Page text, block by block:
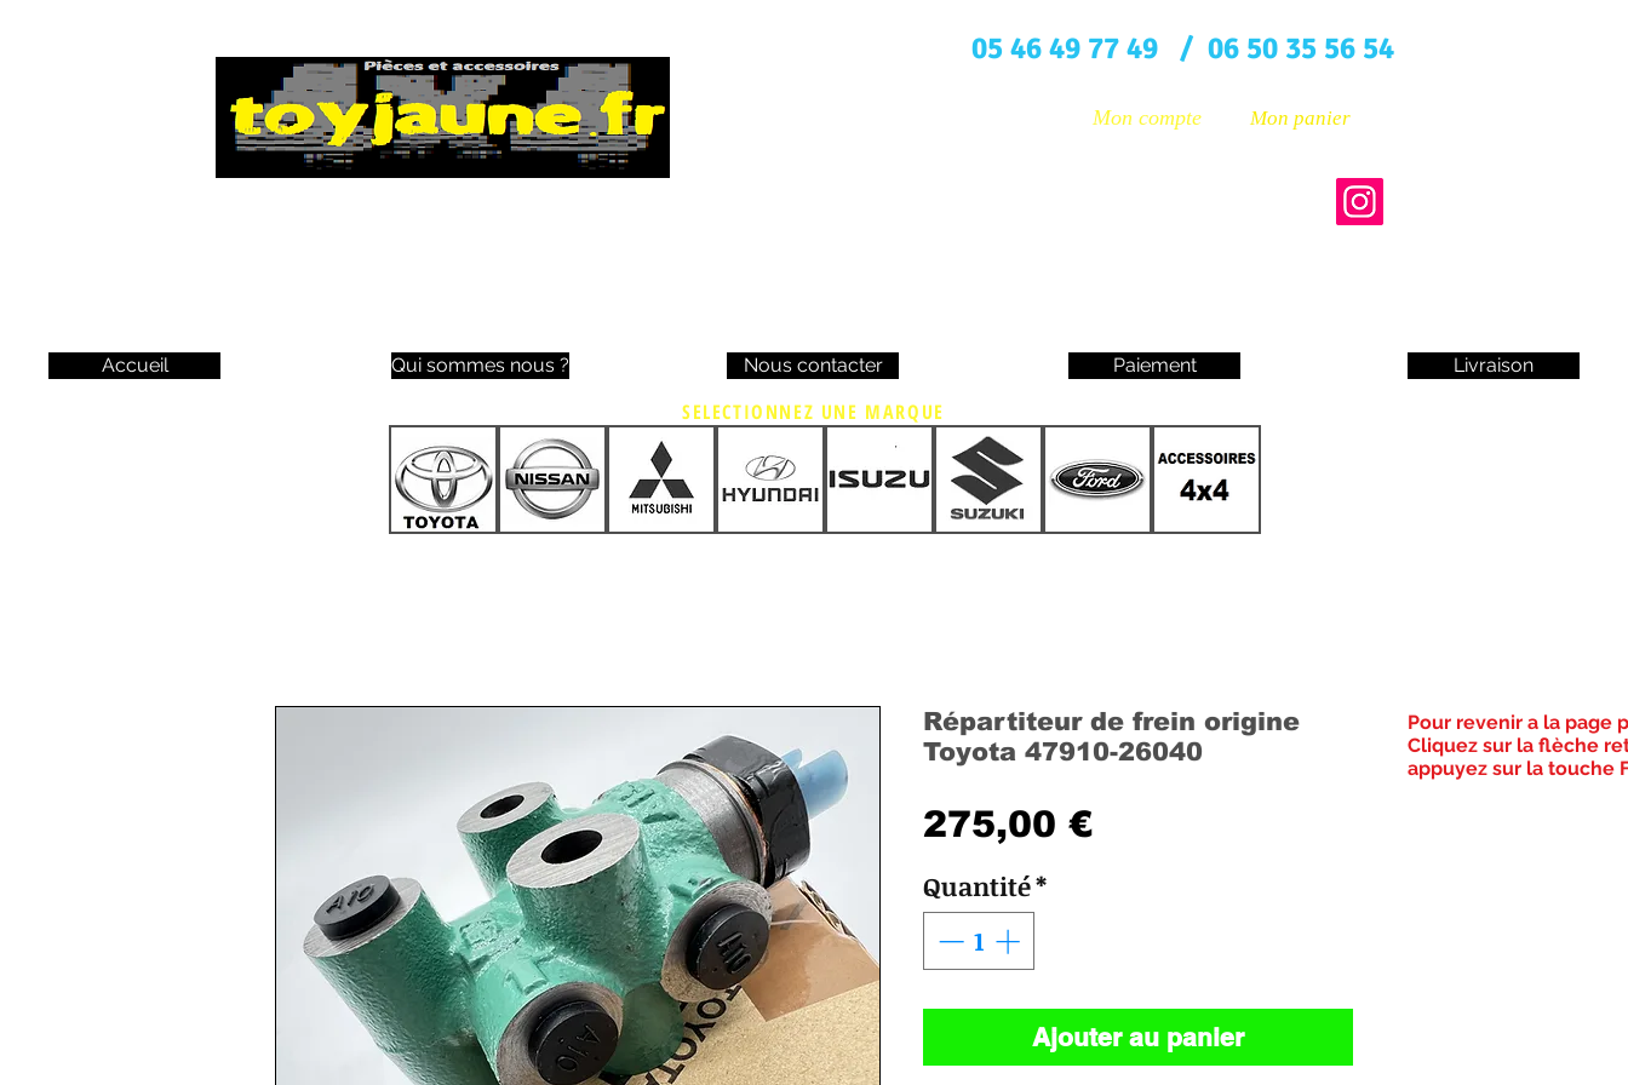
05 46 49 77 49 / 06 50 35 56 54
Mon compte Mon panier
Accueil Qui sommes nous ? Nous contacter Paiement Livraison
SELECTIONNEZ UNE MARQUE
Répartiteur de frein origine
Toyota 47910-26040
275,00 €Prix
Quantité*
Ajouter au panier
Pour revenir a la page
Cliquez sur la flèche
appuyez sur la touche